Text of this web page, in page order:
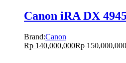
Canon iRA DX
Brand:Canon
Rp 140,000,000Rp150,000,000